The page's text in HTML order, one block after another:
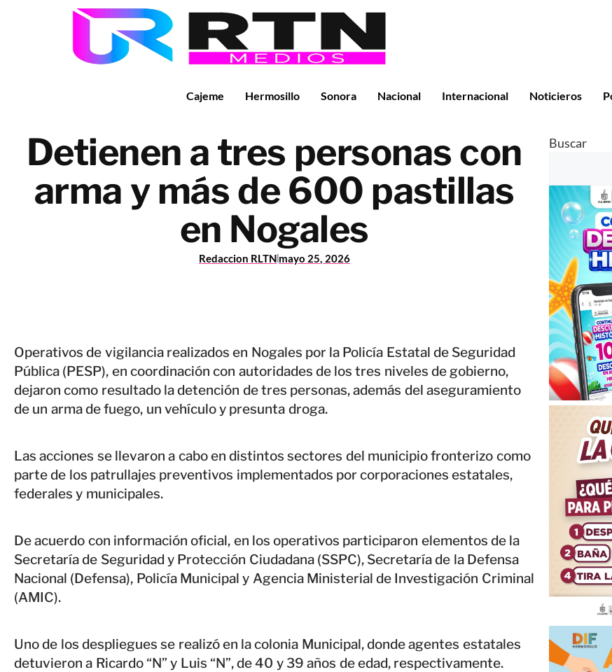
Cajeme Hermosillo Sonora Nacional Internacional Noticieros
Detienen a tres personas con
arma y más de 600 pastillas
en Nogales
Redaccion RLTN mayo 25, 2026
Operativos de vigilancia realizados en Nogales por la Policía Estatal de Seguridad
Pública (PESP), en coordinación con autoridades de los tres niveles de gobierno,
dejaron como resultado la detención de tres personas, además del aseguramiento
de un arma de fuego, un vehículo y presunta droga.
Las acciones se llevaron a cabo en distintos sectores del municipio fronterizo como
parte de los patrullajes preventivos implementados por corporaciones estatales,
federales y municipales.
De acuerdo con información oficial, en los operativos participaron elementos de la
Secretaría de Seguridad y Protección Ciudadana (SSPC), Secretaría de la Defensa
Nacional (Defensa), Policía Municipal y Agencia Ministerial de Investigación Criminal
(AMIC).
Uno de los despliegues se realizó en la colonia Municipal, donde agentes estatales
detuvieron a Ricardo “N” y Luis “N”, de 40 y 39 años de edad, respectivamente.
Buscar